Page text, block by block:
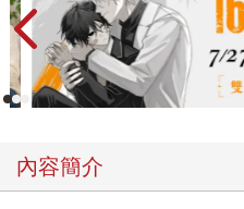
內容簡介